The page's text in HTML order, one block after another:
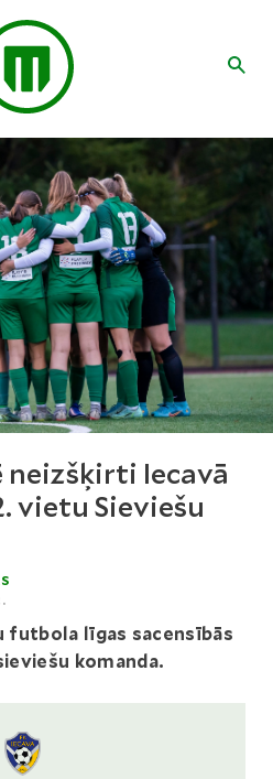
neizšķirti Iecavā
vietu Sieviešu
futbola līgas sacensībās
komanda.